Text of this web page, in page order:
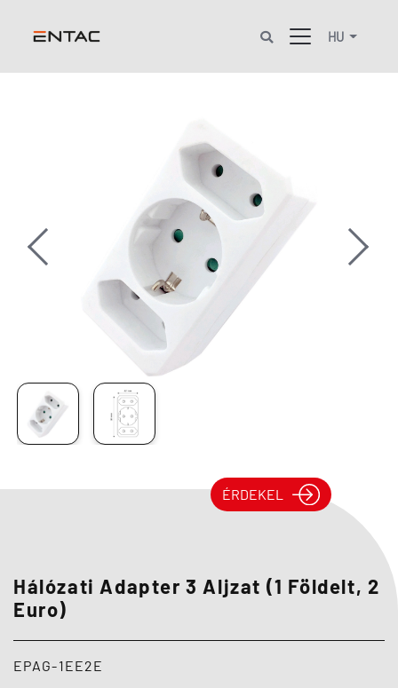
HU
Previous Next
ÉRDEKEL
Hálózati Adapter 3 Aljzat (1 Földelt, 2
Euro)
EPAG-1EE2E